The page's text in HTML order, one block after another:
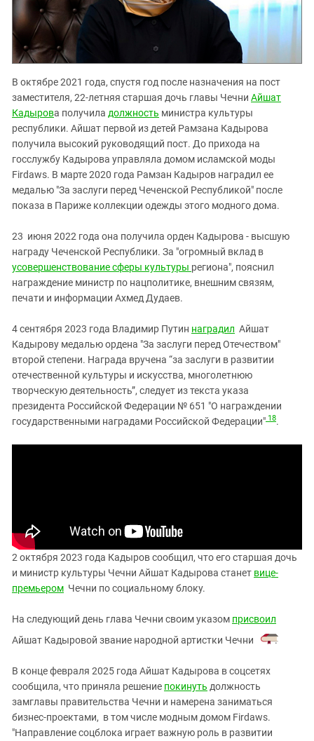
В октябре 2021 года, спустя год после назначения на пост
заместителя, 22-летняя старшая дочь главы Чечни Айшат
Кадырова получила должность министра культуры
республики. Айшат первой из детей Рамзана Кадырова
получила высокий руководящий пост. До прихода на
госслужбу Кадырова управляла домом исламской моды
Firdaws. В марте 2020 года Рамзан Кадыров наградил ее
медалью "За заслуги перед Чеченской Республикой" после
показа в Париже коллекции одежды этого модного дома.
23 июня 2022 года она получила орден Кадырова - высшую
награду Чеченской Республики. За "огромный вклад в
усовершенствование сферы культуры региона", пояснил
награждение министр по нацполитике, внешним связям,
печати и информации Ахмед Дудаев.
4 сентября 2023 года Владимир Путин наградил Айшат
Кадырову медалью ордена "За заслуги перед Отечеством"
второй степени. Награда вручена “за заслуги в развитии
отечественной культуры и искусства, многолетнюю
творческую деятельность”, следует из текста указа
президента Российской Федерации № 651 "О награждении
государственными наградами Российской Федерации" 18.
2 октября 2023 года Кадыров сообщил, что его старшая дочь
и министр культуры Чечни Айшат Кадырова станет вице-
премьером Чечни по социальному блоку.
На следующий день глава Чечни своим указом присвоил
Айшат Кадыровой звание народной артистки Чечни
.
В конце февраля 2025 года Айшат Кадырова в соцсетях
сообщила, что приняла решение покинуть должность
замглавы правительства Чечни и намерена заниматься
бизнес-проектами, в том числе модным домом Firdaws.
"Направление соцблока играет важную роль в развитии